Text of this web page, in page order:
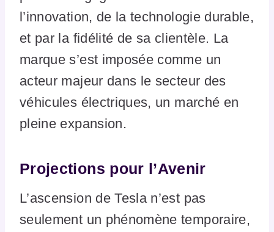
l’innovation, de la technologie durable,
et par la fidélité de sa clientèle. La
marque s’est imposée comme un
acteur majeur dans le secteur des
véhicules électriques, un marché en
pleine expansion.
Projections pour l’Avenir
L’ascension de Tesla n’est pas
seulement un phénomène temporaire,